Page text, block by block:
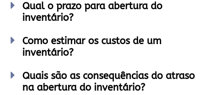
Qual o prazo para abertura do
inventário?
Como estimar os custos de um
inventário?
Quais são as consequências do atraso
na abertura do inventário?